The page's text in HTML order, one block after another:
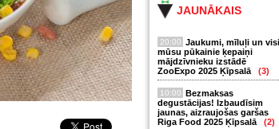
JAUNĀKAIS
20:00 Jaukumi, mīluļi un visi
mūsu pūkainie ķepaiņi
mājdzīvnieku izstādē
ZooExpo 2025 Ķīpsalā
(3)
10:00 Bezmaksas
degustācijas! Izbaudīsim
jaunas, aizraujošas garšas
Riga Food 2025 Ķīpsalā
(2)